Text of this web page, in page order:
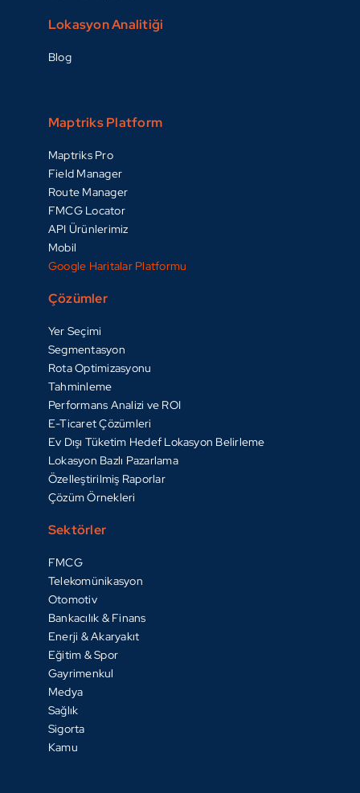
Lokasyon Analitiği
Blog
Maptriks Platform
Maptriks Pro
Field Manager
Route Manager
FMCG Locator
API Ürünlerimiz
Mobil
Google Haritalar Platformu
Çözümler
Yer Seçimi
Segmentasyon
Rota Optimizasyonu
Tahminleme
Performans Analizi ve ROI
E-Ticaret Çözümleri
Ev Dışı Tüketim Hedef Lokasyon Belirleme
Lokasyon Bazlı Pazarlama
Özelleştirilmiş Raporlar
Çözüm Örnekleri
Sektörler
FMCG
Telekomünikasyon
Otomotiv
Bankacılık & Finans
Enerji & Akaryakıt
Eğitim & Spor
Gayrimenkul
Medya
Sağlık
Sigorta
Kamu